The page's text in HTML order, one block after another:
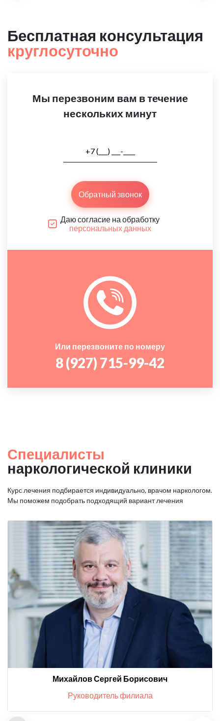
Бесплатная консультация
круглосуточно
Мы перезвоним вам в течение
нескольких минут
Обратный звонок
Даю согласие на обработку
персональных данных
Или перезвоните по номеру
8 (927) 715-99-42
Специалисты
наркологической клиники
Курс лечения подбирается индивидуально, врачом наркологом.
Мы поможем подобрать подходящий вариант лечения
Михайлов Сергей Борисович
Руководитель филиала